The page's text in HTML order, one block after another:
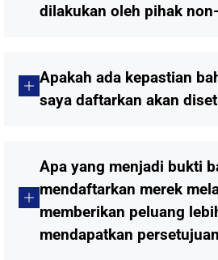
dilakukan oleh pihak
Apakah ada kepastian
saya daftarkan akan
Apa yang menjadi bukti
mendaftarkan merek
memberikan peluang
mendapatkan